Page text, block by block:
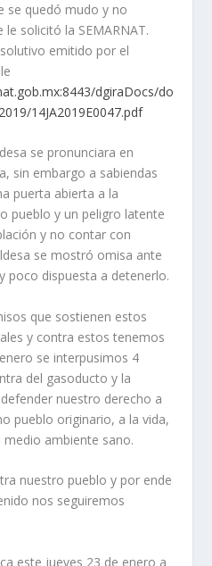
se quedó mudo y no
solicitó la SEMARNAT.
emitido por el
dgiraDocs/do
14JA2019E0047.pdf
se pronunciara en
sin embargo a sabiendas
puerta abierta a la
pueblo y un peligro latente
y no contar con
se mostró omisa ante
poco dispuesta a detenerlo.
que sostienen estos
y contra estos tenemos
se interpusimos 4
del gasoducto y la
nuestro derecho a
pueblo originario, a la vida,
ambiente sano.
nuestro pueblo y por ende
nos seguiremos
este jueves 23 de enero a